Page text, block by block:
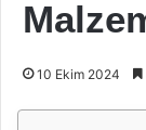
10 Ekim 2024